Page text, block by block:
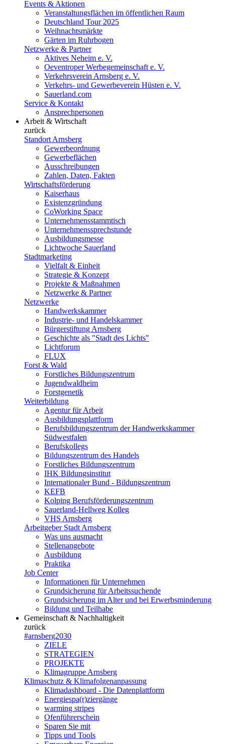
Events & Aktionen
Veranstaltungsflächen im öffentlichen Raum
Deutschland Tour 2025
Weihnachtsmärkte
Gärten im Ruhrbogen
Netzwerke & Partner
Aktives Neheim e. V.
Oeventroper Werbegemeinschaft e. V.
Verkehrsverein Arnsberg e. V.
Verkehrs- und Gewerbeverein Hüsten e. V.
Sauerland.com
Service & Kontakt
Ansprechpersonen
Arbeit & Wirtschaft
zurück
Standort Arnsberg
Gewerbeordnung
Gewerbeflächen
Ausschreibungen
Zahlen, Daten, Fakten
Wirtschaftsförderung
Kaiserhaus
Existenzgründung
CoWorking Space
Unternehmensstammtisch
Unternehmenssprechstunde
Ausbildungsmesse
Lichtwoche Sauerland
Stadtmarketing
Vielfalt & Einheit
Strategie & Konzept
Projekte & Maßnahmen
Netzwerke & Partner
Netzwerke
Handwerkskammer
Industrie- und Handelskammer
Bürgerstiftung Arnsberg
Geschichte als "Stadt des Lichts"
Lichtforum
FLUX
Forst & Wald
Forstliches Bildungszentrum
Jugendwaldheim
Forstgenetik
Weiterbildung
Agentur für Arbeit
Ausbildungsplattform
Berufsbildungszentrum der Handwerkskammer
Südwestfalen
Berufskollegs
Bildungszentrum des Handels
Forstliches Bildungszentrum
IHK Bildungsinstitut
Internationaler Bund - Bildungszentrum
KEFB
Kolping Berufsförderungszentrum
Sauerland-Hellweg Kolleg
VHS Arnsberg
Arbeitgeber Stadt Arnsberg
Was uns ausmacht
Stellenangebote
Ausbildung
Praktika
Job Center
Informationen für Unternehmen
Grundsicherung für Arbeitssuchende
Grundsicherung im Alter und bei Erwerbsminderung
Bildung und Teilhabe
Gemeinschaft & Nachhaltigkeit
zurück
#arnsberg2030
ZIELE
STRATEGIEN
PROJEKTE
Klimagruppe Arnsberg
Klimaschutz & Klimafolgenanpassung
Klimadashboard - Die Datenplattform
Energiespa(r)ziergänge
warming stripes
Ofenführerschein
Sparen Sie mit
Tipps und Tools